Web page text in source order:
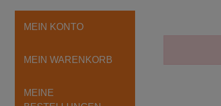
MEIN KONTO
MEIN WARENKORB
MEINE